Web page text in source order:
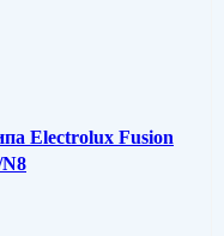
Electrolux Fusion